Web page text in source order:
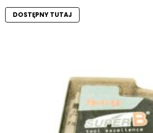
DOSTĘPNY TUTAJ